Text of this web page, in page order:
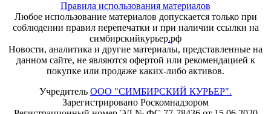
Правила использования материалов
Любое использование материалов допускается только при
соблюдении правил перепечатки и при наличии ссылки на
симбирскийкурьер.рф
Новости, аналитика и другие материалы, представленные на
данном сайте, не являются офертой или рекомендацией к
покупке или продаже каких-либо активов.
Учредитель ООО "СИМБИРСКИЙ КУРЬЕР".
Зарегистрировано Роскомнадзором